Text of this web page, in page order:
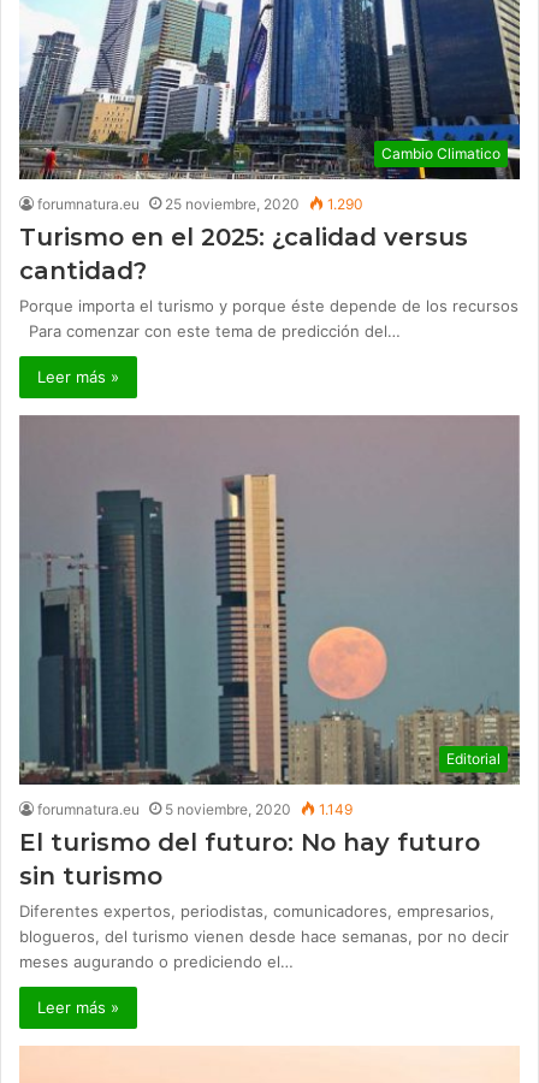
Cambio Climatico
forumnatura.eu 25 noviembre, 2020 1.290
Turismo en el 2025: ¿calidad versus
cantidad?
Porque importa el turismo y porque éste depende de los recursos
Para comenzar con este tema de predicción del…
Leer más »
Editorial
forumnatura.eu 5 noviembre, 2020 1.149
El turismo del futuro: No hay futuro
sin turismo
Diferentes expertos, periodistas, comunicadores, empresarios,
blogueros, del turismo vienen desde hace semanas, por no decir
meses augurando o prediciendo el…
Leer más »